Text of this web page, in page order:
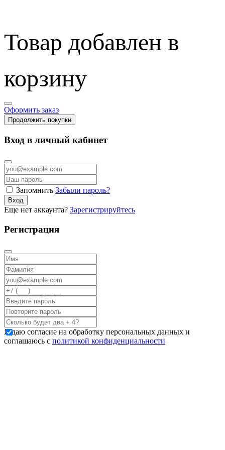
Товар добавлен в
корзину
Оформить заказ
Продолжить покупки
Вход в личный кабинет
Запомнить Забыли пароль?
Вход
Еще нет аккаунта? Зарегистрируйтесь
Регистрация
Я даю согласие на обработку персональных данных и
соглашаюсь с политикой конфиденциальности